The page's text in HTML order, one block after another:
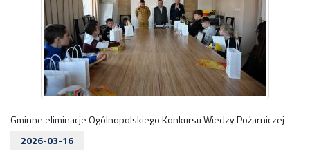
Gminne eliminacje Ogólnopolskiego Konkursu Wiedzy Pożarniczej
2026-03-16